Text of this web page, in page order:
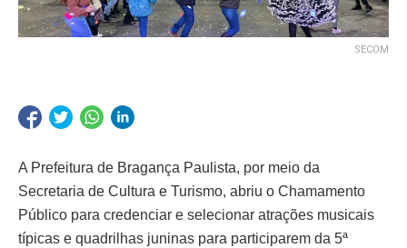
SECOM
A Prefeitura de Bragança Paulista, por meio da
Secretaria de Cultura e Turismo, abriu o Chamamento
Público para credenciar e selecionar atrações musicais
típicas e quadrilhas juninas para participarem da 5ª